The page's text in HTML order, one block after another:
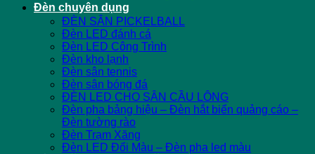
Đèn chuyên dụng
ĐÈN SÂN PICKELBALL
Đèn LED đánh cá
Đèn LED Công Trình
Đèn kho lạnh
Đèn sân tennis
Đèn sân bóng đá
ĐÈN LED CHO SÂN CẦU LÔNG
Đèn pha bảng hiệu – Đèn hắt biển quảng cáo –
Đèn tường rào
Đèn Trạm Xăng
Đèn LED Đổi Màu – Đèn pha led màu